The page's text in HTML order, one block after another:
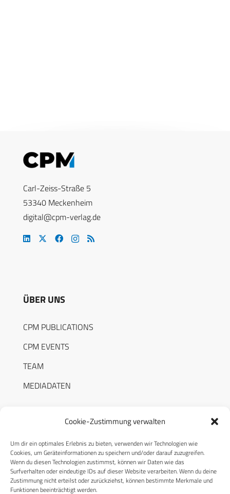
Cookie-Zustimmung verwalten
Um dir ein optimales Erlebnis zu bieten, verwenden wir Technologien wie
Cookies, um Geräteinformationen zu speichern und/oder darauf zuzugreifen.
Wenn du diesen Technologien zustimmst, können wir Daten wie das
Surfverhalten oder eindeutige IDs auf dieser Website verarbeiten. Wenn du deine
Zustimmung nicht erteilst oder zurückziehst, können bestimmte Merkmale und
Funktionen beeinträchtigt werden.
Carl-Zeiss-Straße 5
53340 Meckenheim
digital@cpm-verlag.de
ÜBER UNS
CPM PUBLICATIONS
CPM EVENTS
TEAM
MEDIADATEN
RECHTLICHES
Datenschutzerklärung